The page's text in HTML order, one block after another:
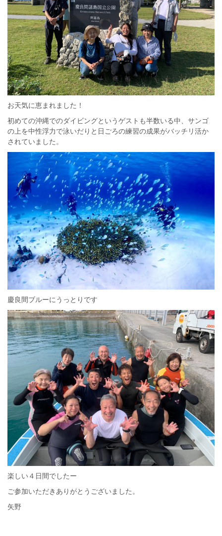
お天気に恵まれました！
初めての沖縄でのダイビングというゲストも半数いる中、サンゴ
の上を中性浮力で泳いだりと日ごろの練習の成果がバッチリ活か
されていました。
慶良間ブルーにうっとりです
楽しい４日間でしたー
ご参加いただきありがとうございました。
矢野